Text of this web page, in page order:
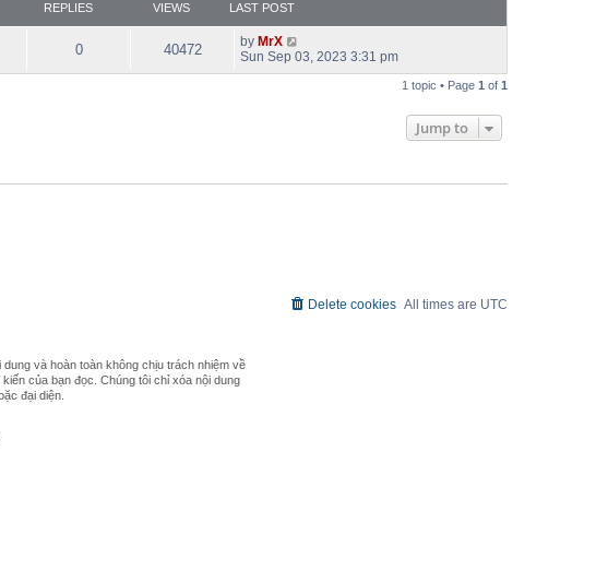
REPLIES VIEWS LAST POST
0 40472 by MrX
Sun Sep 03, 2023 3:31 pm
1 topic • Page1 of1
Jump to
All times are UTC
Delete cookies
và hoàn toàn không chịu trách nhiệm về
của bạn đọc. Chúng tôi chỉ xóa nội dung
đại diện.